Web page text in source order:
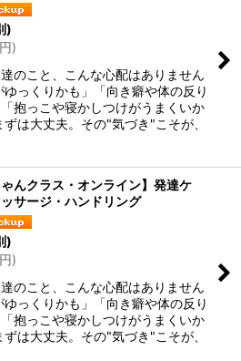
)
円)
のこと、こんな心配はありません
っくりかも」「向き癖や体の反り
抱っこや寝かしつけがうまくいか
は大丈夫。その"気づき"こそが、
ゃんクラス・オンライン】発達ケ
サージ・ハンドリング
)
円)
のこと、こんな心配はありません
っくりかも」「向き癖や体の反り
抱っこや寝かしつけがうまくいか
は大丈夫。その"気づき"こそが、